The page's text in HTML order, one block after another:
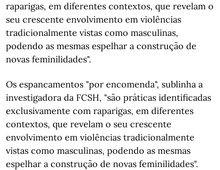
raparigas, em diferentes contextos, que revelam o
seu crescente envolvimento em violências
tradicionalmente vistas como masculinas,
podendo as mesmas espelhar a construção de
novas feminilidades".
Os espancamentos "por encomenda", sublinha a
investigadora da FCSH, "são práticas identificadas
exclusivamente com raparigas, em diferentes
contextos, que revelam o seu crescente
envolvimento em violências tradicionalmente
vistas como masculinas, podendo as mesmas
espelhar a construção de novas feminilidades".